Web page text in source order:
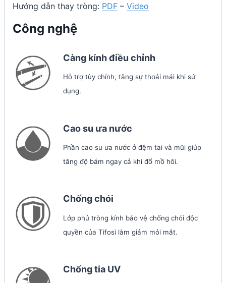
Hướng dẫn thay tròng: PDF – Video
Công nghệ
Càng kính điều chỉnh
Hỗ trợ tùy chỉnh, tăng sự thoải mái khi sử
dụng.
Cao su ưa nước
Phần cao su ưa nước ở đệm tai và mũi giúp
tăng độ bám ngay cả khi đổ mồ hôi.
Chống chói
Lớp phủ tròng kính bảo vệ chống chói độc
quyền của Tifosi làm giảm mỏi mắt.
Chống tia UV